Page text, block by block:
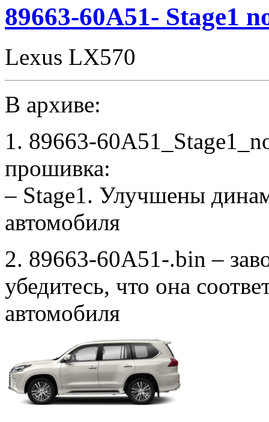
89663-60A51- Stage1
Lexus LX570
В архиве:
1. 89663-
прошивка:
– Stage1. Улучшены
автомобиля
2. 89663-60A51-.bin –
убедитесь, что она
автомобиля